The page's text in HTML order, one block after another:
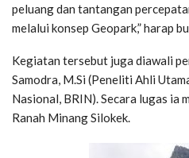
peluang dan tantangan
melalui konsep Geopark,” harap
Kegiatan tersebut juga diawali
Samodra, M.Si (Peneliti Ahli
Nasional, BRIN). Secara lugas ia
Ranah Minang Silokek.